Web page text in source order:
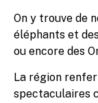
On y trouve de
éléphants et
ou encore des
La région
spectaculaires